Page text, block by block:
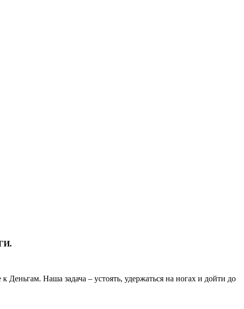
Деньгам. Наша задача – устоять, удержаться на ногах и дойти до